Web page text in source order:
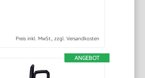
Preis inkl. MwSt., zzgl. Versandkosten
ANGEBOT